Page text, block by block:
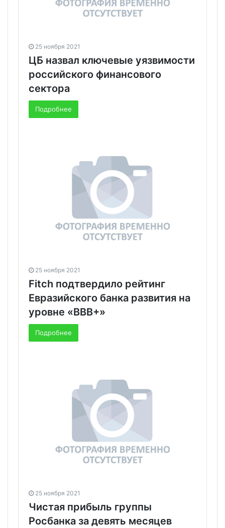
25 ноября 2021
ЦБ назвал ключевые уязвимости
российского финансового
сектора
Подробнее
25 ноября 2021
Fitch подтвердило рейтинг
Евразийского банка развития на
уровне «BBВ+»
Подробнее
25 ноября 2021
Чистая прибыль группы
Росбанка за девять месяцев